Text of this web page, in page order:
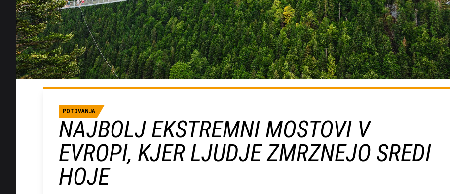
POTOVANJA
NAJBOLJ EKSTREMNI MOSTOVI V
EVROPI, KJER LJUDJE ZMRZNEJO SREDI
HOJE